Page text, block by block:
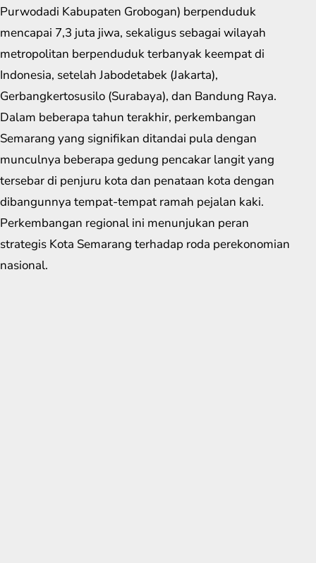
Purwodadi Kabupaten Grobogan) berpenduduk
mencapai 7,3 juta jiwa, sekaligus sebagai wilayah
metropolitan berpenduduk terbanyak keempat di
Indonesia, setelah Jabodetabek (Jakarta),
Gerbangkertosusilo (Surabaya), dan Bandung Raya.
Dalam beberapa tahun terakhir, perkembangan
Semarang yang signifikan ditandai pula dengan
munculnya beberapa gedung pencakar langit yang
tersebar di penjuru kota dan penataan kota dengan
dibangunnya tempat-tempat ramah pejalan kaki.
Perkembangan regional ini menunjukan peran
strategis Kota Semarang terhadap roda perekonomian
nasional.